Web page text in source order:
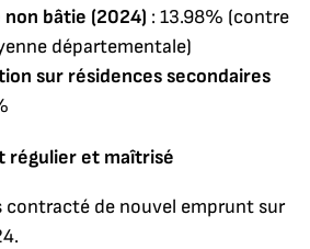
bâtie (2024) : 13.98% (contre
départementale)
sur résidences secondaires
régulier et maîtrisé
contracté de nouvel emprunt sur